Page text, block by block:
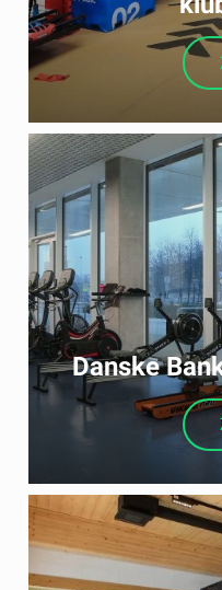
Danske